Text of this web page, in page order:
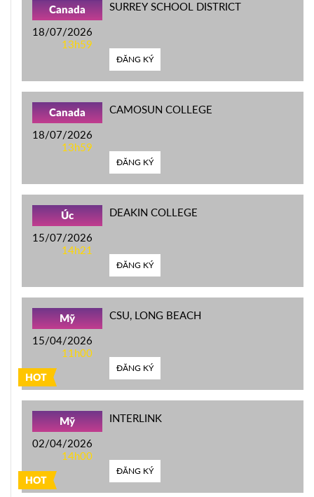
Canada
18/07/2026
13h59
SURREY SCHOOL DISTRICT
ĐĂNG KÝ
Canada
18/07/2026
13h59
CAMOSUN COLLEGE
ĐĂNG KÝ
Úc
15/07/2026
14h21
DEAKIN COLLEGE
ĐĂNG KÝ
HOT
Mỹ
15/04/2026
11h00
CSU, LONG BEACH
ĐĂNG KÝ
HOT
Mỹ
02/04/2026
14h00
INTERLINK
ĐĂNG KÝ